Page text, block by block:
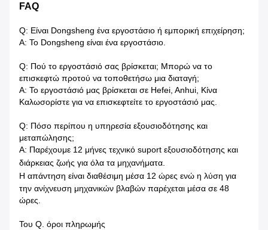
FAQ
Q: Είναι Dongsheng ένα εργοστάσιο ή εμπορική επιχείρηση;
Α: Το Dongsheng είναι ένα εργοστάσιο.
Q: Πού το εργοστάσιό σας βρίσκεται; Μπορώ να το
επισκεφτώ προτού να τοποθετήσω μια διαταγή;
Α: Το εργοστάσιό μας βρίσκεται σε Hefei, Anhui, Κίνα
Καλωσορίστε για να επισκεφτείτε το εργοστάσιό μας.
Q: Πόσο περίπου η υπηρεσία εξουσιοδότησης και
μεταπώλησης;
Α: Παρέχουμε 12 μήνες τεχνικό suport εξουσιοδότησης και
διάρκειας ζωής για όλα τα μηχανήματα.
Η απάντηση είναι διαθέσιμη μέσα 12 ώρες ενώ η λύση για
την ανίχνευση μηχανικών βλαβών παρέχεται μέσα σε 48
ώρες.
Του Q. όροι πληρωμής